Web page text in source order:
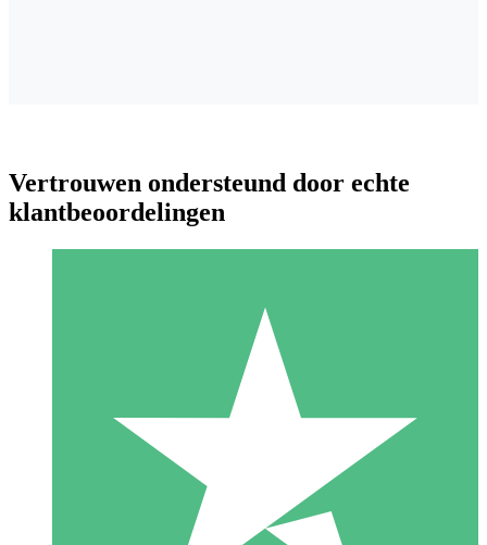
Individuele Creditpakketten
Betaal per gebruik met downloadtegoeden. Geen maandelijkse
1000
Vertrouwen ondersteund door echte
klantbeoordelingen